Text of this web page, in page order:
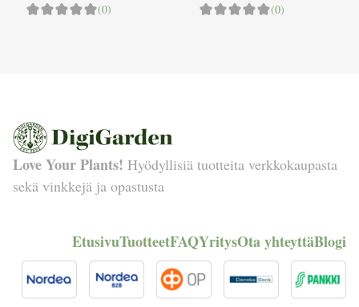
(0)
(0)
Love Your Plants! Hyödyllisiä tuotteita verkkokaupasta
sekä vinkkejä ja opastusta
EtusivuTuotteetFAQYritysOta yhteyttäBlogi